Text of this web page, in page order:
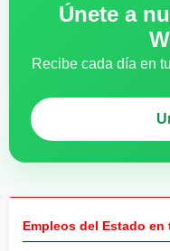
Únete a
Recibe cada día en
Empleos del Estado en